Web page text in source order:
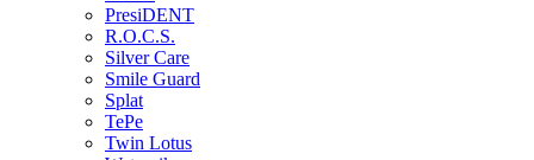
PresiDENT
R.O.C.S.
Silver Care
Smile Guard
Splat
TePe
Twin Lotus